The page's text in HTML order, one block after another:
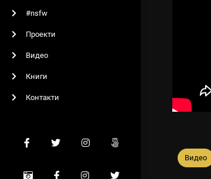
#nsfw
Проекти
Видео
Книги
Контакти
Видео